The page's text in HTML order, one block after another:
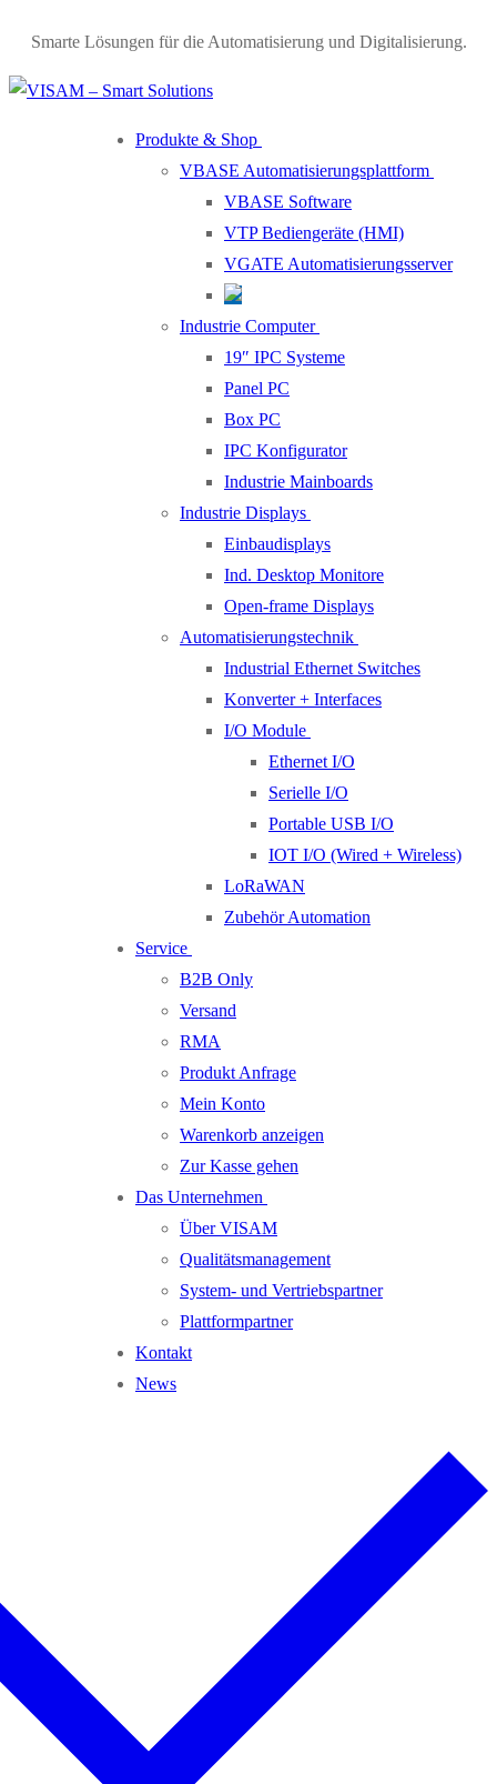
Smarte Lösungen für die Automatisierung und Digitalisierung.
Produkte & Shop
VBASE Automatisierungsplattform
VBASE Software
VTP Bediengeräte (HMI)
VGATE Automatisierungsserver
Industrie Computer
19″ IPC Systeme
Panel PC
Box PC
IPC Konfigurator
Industrie Mainboards
Industrie Displays
Einbaudisplays
Ind. Desktop Monitore
Open-frame Displays
Automatisierungstechnik
Industrial Ethernet Switches
Konverter + Interfaces
I/O Module
Ethernet I/O
Serielle I/O
Portable USB I/O
IOT I/O (Wired + Wireless)
LoRaWAN
Zubehör Automation
Service
B2B Only
Versand
RMA
Produkt Anfrage
Mein Konto
Warenkorb anzeigen
Zur Kasse gehen
Das Unternehmen
Über VISAM
Qualitätsmanagement
System- und Vertriebspartner
Plattformpartner
Kontakt
News